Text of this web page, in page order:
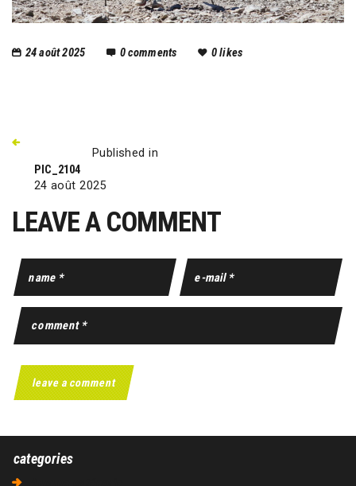
24 août 2025 0comments 0likes
Published in
PIC_2104
24 août 2025
LEAVE A COMMENT
categories